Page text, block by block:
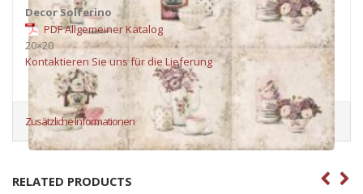
Decor Solferino
PDF Allgemeiner Katalog
20×20
Kontaktieren Sie uns für die Lieferung
Zusätzliche Informationen
RELATED PRODUCTS